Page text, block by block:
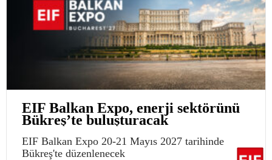
EIF Balkan Expo, enerji sektörünü
Bükreş’te buluşturacak
EIF Balkan Expo 20-21 Mayıs 2027 tarihinde
Bükreş'te düzenlenecek